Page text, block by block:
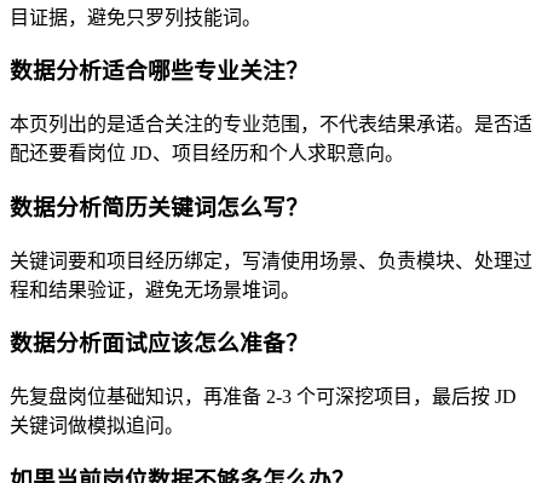
目证据，避免只罗列技能词。
数据分析适合哪些专业关注？
本页列出的是适合关注的专业范围，不代表结果承诺。是否适
配还要看岗位 JD、项目经历和个人求职意向。
数据分析简历关键词怎么写？
关键词要和项目经历绑定，写清使用场景、负责模块、处理过
程和结果验证，避免无场景堆词。
数据分析面试应该怎么准备？
先复盘岗位基础知识，再准备 2-3 个可深挖项目，最后按 JD
关键词做模拟追问。